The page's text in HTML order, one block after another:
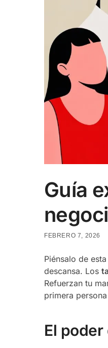
Guía
FEBRERO 7, 2026
Piénsalo de
descansa. Los
Refuerzan tu
primera
El